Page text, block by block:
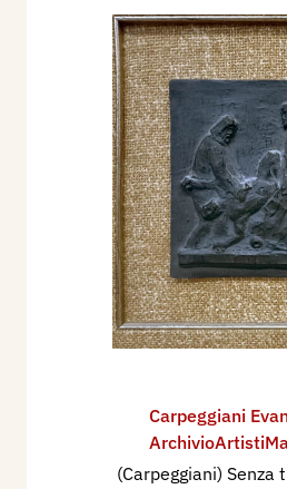
Carpeggiani
(Carpeggiani) Senza